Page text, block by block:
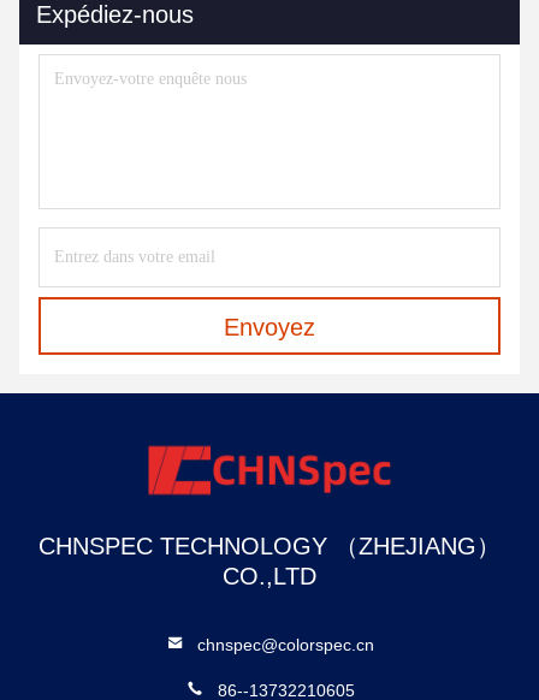
Expédiez-nous
Envoyez
CHNSPEC TECHNOLOGY （ZHEJIANG）
CO.,LTD
chnspec@colorspec.cn
86--13732210605